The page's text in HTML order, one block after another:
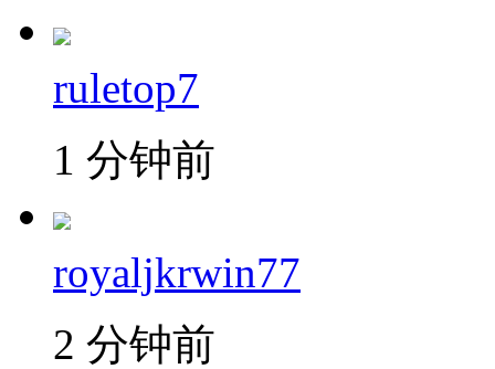
ruletop7
1 分钟前
royaljkrwin77
2 分钟前